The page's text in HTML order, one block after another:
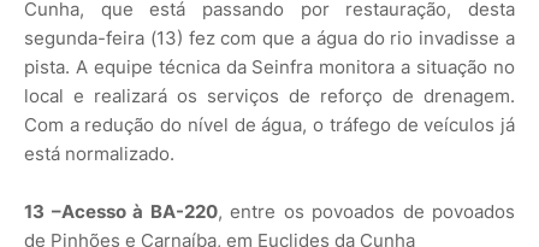
Cunha, que está passando por restauração, desta
segunda-feira (13) fez com que a água do rio invadisse a
pista. A equipe técnica da Seinfra monitora a situação no
local e realizará os serviços de reforço de drenagem.
Com a redução do nível de água, o tráfego de veículos já
está normalizado.
13 –Acesso à BA-220, entre os povoados de povoados
de Pinhões e Carnaíba, em Euclides da Cunha